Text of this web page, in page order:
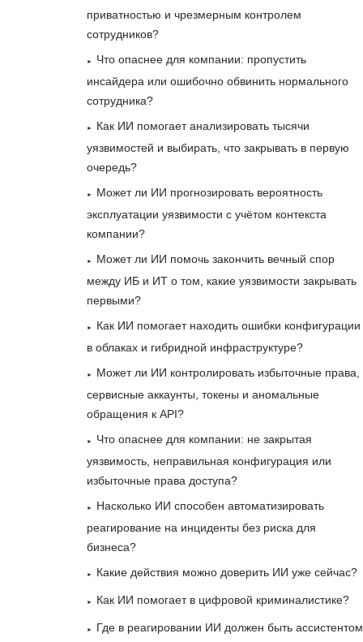
приватностью и чрезмерным контролем
сотрудников?
Что опаснее для компании: пропустить
инсайдера или ошибочно обвинить нормального
сотрудника?
Как ИИ помогает анализировать тысячи
уязвимостей и выбирать, что закрывать в первую
очередь?
Может ли ИИ прогнозировать вероятность
эксплуатации уязвимости с учётом контекста
компании?
Может ли ИИ помочь закончить вечный спор
между ИБ и ИТ о том, какие уязвимости закрывать
первыми?
Как ИИ помогает находить ошибки конфигурации
в облаках и гибридной инфраструктуре?
Может ли ИИ контролировать избыточные права,
сервисные аккаунты, токены и аномальные
обращения к API?
Что опаснее для компании: не закрытая
уязвимость, неправильная конфигурация или
избыточные права доступа?
Насколько ИИ способен автоматизировать
реагирование на инциденты без риска для
бизнеса?
Какие действия можно доверить ИИ уже сейчас?
Как ИИ помогает в цифровой криминалистике?
Где в реагировании ИИ должен быть